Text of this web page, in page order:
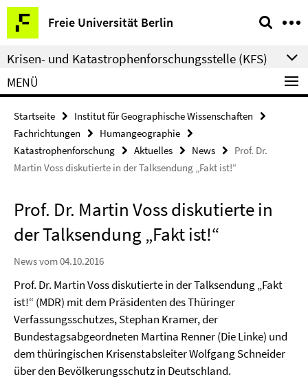
Springe
direkt
zu
Inhalt
Freie Universität Berlin
Service-
Navigation
Krisen- und Katastrophenforschungsstelle (KFS)
MENÜ
Startseite
Institut für Geographische Wissenschaften
Fachrichtungen
Humangeographie
Katastrophenforschung
Aktuelles News
Prof. Dr.
Martin Voss diskutierte in der Talksendung „Fakt ist!“
Prof. Dr. Martin Voss diskutierte in
der Talksendung „Fakt ist!“
News vom 04.10.2016
Prof. Dr. Martin Voss diskutierte in der Talksendung „Fakt
ist!“ (MDR) mit dem Präsidenten des Thüringer
Verfassungsschutzes, Stephan Kramer, der
Bundestagsabgeordneten Martina Renner (Die Linke) und
dem thüringischen Krisenstabsleiter Wolfgang Schneider
über den Bevölkerungsschutz in Deutschland.